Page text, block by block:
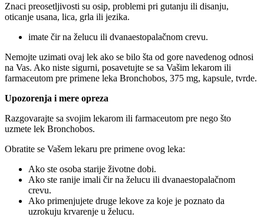
Znaci preosetljivosti su osip, problemi pri gutanju ili disanju,
oticanje usana, lica, grla ili jezika.
imate čir na želucu ili dvanaestopalačnom crevu.
Nemojte uzimati ovaj lek ako se bilo šta od gore navedenog odnosi
na Vas. Ako niste sigurni, posavetujte se sa Vašim lekarom ili
farmaceutom pre primene leka Bronchobos, 375 mg, kapsule, tvrde.
Upozorenja i mere opreza
Razgovarajte sa svojim lekarom ili farmaceutom pre nego što
uzmete lek Bronchobos.
Obratite se Vašem lekaru pre primene ovog leka:
Ako ste osoba starije životne dobi.
Ako ste ranije imali čir na želucu ili dvanaestopalačnom
crevu.
Ako primenjujete druge lekove za koje je poznato da
uzrokuju krvarenje u želucu.